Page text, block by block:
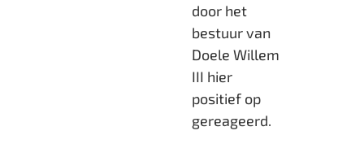
door het
bestuur van
Doele Willem
III hier
positief op
gereageerd.